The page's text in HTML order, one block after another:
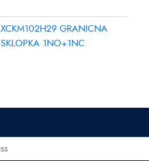
XCKM102H29 GRANICNA
SKLOPKA 1NO+1NC